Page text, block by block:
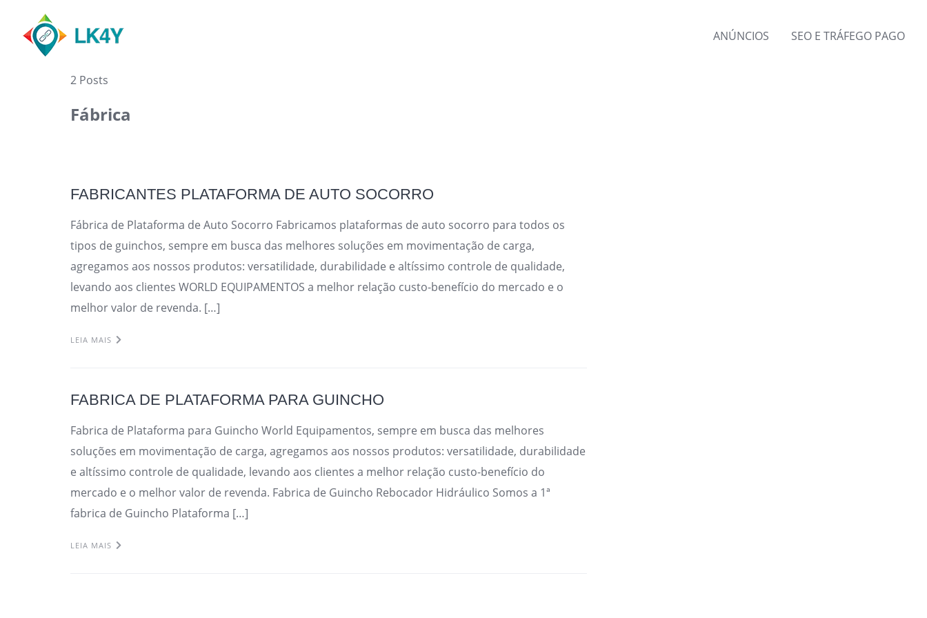
content
ANÚNCIOS SEO E TRÁFEGO PAGO
2 Posts
Fábrica
FABRICANTES PLATAFORMA DE AUTO SOCORRO
Fábrica de Plataforma de Auto Socorro Fabricamos plataformas de auto socorro para todos os
tipos de guinchos, sempre em busca das melhores soluções em movimentação de carga,
agregamos aos nossos produtos: versatilidade, durabilidade e altíssimo controle de qualidade,
levando aos clientes WORLD EQUIPAMENTOS a melhor relação custo-benefício do mercado e o
melhor valor de revenda. […]
LEIA MAIS
FABRICA DE PLATAFORMA PARA GUINCHO
Fabrica de Plataforma para Guincho World Equipamentos, sempre em busca das melhores
soluções em movimentação de carga, agregamos aos nossos produtos: versatilidade, durabilidade
e altíssimo controle de qualidade, levando aos clientes a melhor relação custo-benefício do
mercado e o melhor valor de revenda. Fabrica de Guincho Rebocador Hidráulico Somos a 1ª
fabrica de Guincho Plataforma […]
LEIA MAIS